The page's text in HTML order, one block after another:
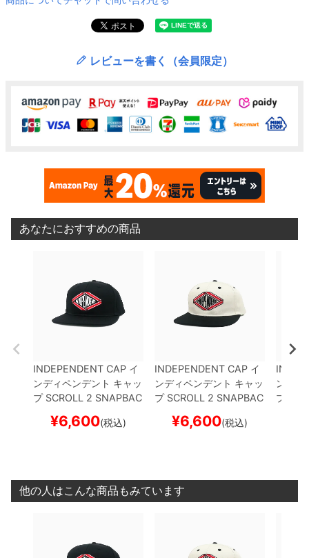
レビューを書く（会員限定）
あなたにおすすめの商品
INDEPENDENT CAP イ
ンディペンデント キャッ
プSCROLL 2 SNAPBAC
ド スケボー
¥6,600(税込)
INDEPENDENT CAP イ
ンディペンデント キャッ
プSCROLL 2 SNAPBAC
ケートボード スケボー
¥6,600(税込)
ンディ
プ
他の人はこんな商品もみています